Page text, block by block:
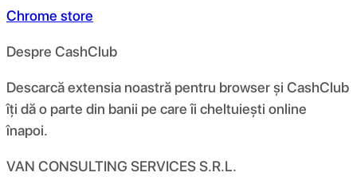
Chrome store
Despre CashClub
Descarcă extensia noastră pentru browser și CashClub
îți dă o parte din banii pe care îi cheltuiești online
înapoi.
VAN CONSULTING SERVICES S.R.L.